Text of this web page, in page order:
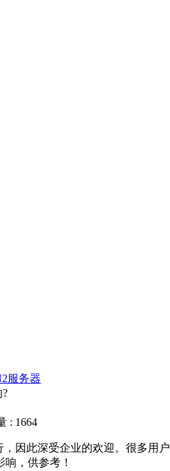
服务器
: 1664
因此深受企业的欢迎。很多用
响，供参考！